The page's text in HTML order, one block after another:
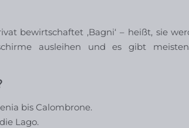
bewirtschaftet ‚Bagni‘ – heißt, sie
ausleihen und es gibt
bis Calombrone.
Lago.